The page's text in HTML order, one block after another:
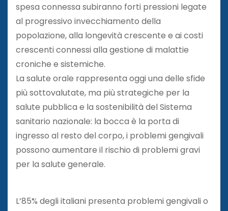
spesa connessa subiranno forti pressioni legate
al progressivo invecchiamento della
popolazione, alla longevità crescente e ai costi
crescenti connessi alla gestione di malattie
croniche e sistemiche.
La salute orale rappresenta oggi una delle sfide
più sottovalutate, ma più strategiche per la
salute pubblica e la sostenibilità del Sistema
sanitario nazionale: la bocca è la porta di
ingresso al resto del corpo, i problemi gengivali
possono aumentare il rischio di problemi gravi
per la salute generale.
L’85% degli italiani presenta problemi gengivali o